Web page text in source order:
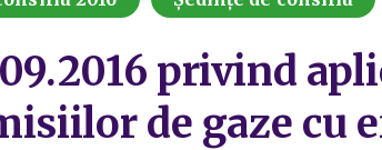
privind
de gaze cu